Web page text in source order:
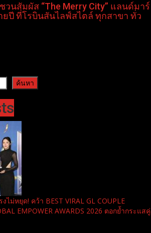
นสัมผัส “The Merry City” แลนด์มาร์
ปี ที่โรบินสันไลฟ์สไตล์ ทุกสาขา ทั่ว
ค้นหา
ไม่หยุด! คว้า BEST VIRAL GL COUPLE
EMPOWER AWARDS 2026 ตอกย้ำกระแสคู่